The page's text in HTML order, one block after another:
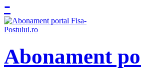
Abonament